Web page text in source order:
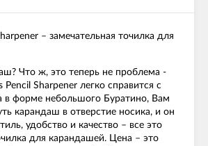
– замечательная точилка для
Что ж, это теперь не проблема -
Pencil Sharpener легко справится с
в форме небольшого Буратино, Вам
карандаш в отверстие носика, и он
удобство и качество – все это
для карандашей. Цена – это